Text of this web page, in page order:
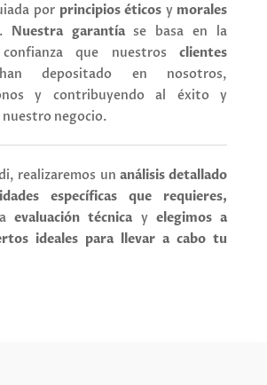
por principios éticos y morales
.Nuestra garantíase basa en la
que nuestrosclientes
depositado en nosotros,
y contribuyendo al éxito y
negocio.
realizaremos un análisis detallado
específicas que requieres,
evaluación técnica y elegimos a
ideales para llevar a cabo tu